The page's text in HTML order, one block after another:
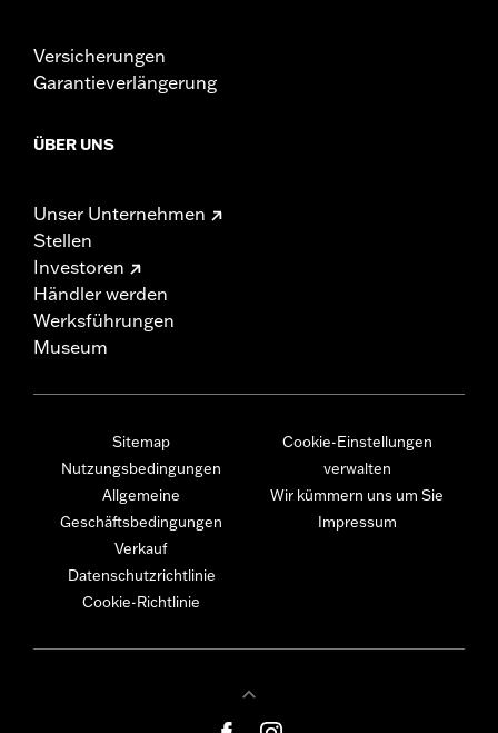
Versicherungen
Garantieverlängerung
ÜBER UNS
Unser Unternehmen
Stellen
Investoren
Händler werden
Werksführungen
Museum
Sitemap
Nutzungsbedingungen
Allgemeine
Geschäftsbedingungen
Verkauf
Datenschutzrichtlinie
Cookie-Richtlinie
Cookie-Einstellungen
verwalten
Wir kümmern uns um Sie
Impressum